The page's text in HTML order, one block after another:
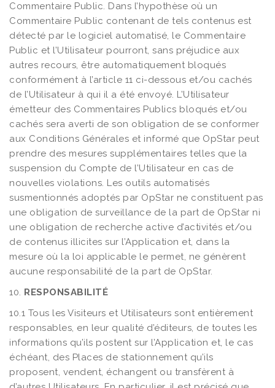
Commentaire Public. Dans l’hypothèse où un
Commentaire Public contenant de tels contenus est
détecté par le logiciel automatisé, le Commentaire
Public et l’Utilisateur pourront, sans préjudice aux
autres recours, être automatiquement bloqués
conformément à l’article 11 ci-dessous et/ou cachés
de l’Utilisateur à qui il a été envoyé. L’Utilisateur
émetteur des Commentaires Publics bloqués et/ou
cachés sera averti de son obligation de se conformer
aux Conditions Générales et informé que OpStar peut
prendre des mesures supplémentaires telles que la
suspension du Compte de l’Utilisateur en cas de
nouvelles violations. Les outils automatisés
susmentionnés adoptés par OpStar ne constituent pas
une obligation de surveillance de la part de OpStar ni
une obligation de recherche active d’activités et/ou
de contenus illicites sur l’Application et, dans la
mesure où la loi applicable le permet, ne génèrent
aucune responsabilité de la part de OpStar.
10. RESPONSABILITÉ
10.1 Tous les Visiteurs et Utilisateurs sont entièrement
responsables, en leur qualité d’éditeurs, de toutes les
informations qu’ils postent sur l’Application et, le cas
échéant, des Places de stationnement qu’ils
proposent, vendent, échangent ou transfèrent à